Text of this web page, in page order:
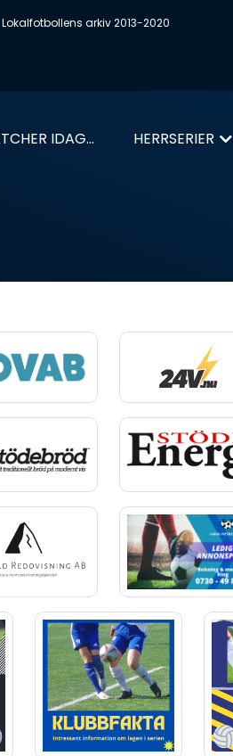
Lokalfotbollens arkiv 2013-2020
IDAG... HERRSERIER